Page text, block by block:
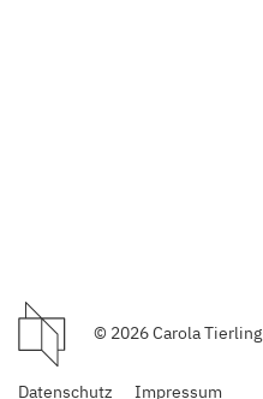
© 2026 Carola Tierling
Datenschutz Impressum